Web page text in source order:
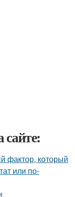
сайте:
фактор, который
или по-